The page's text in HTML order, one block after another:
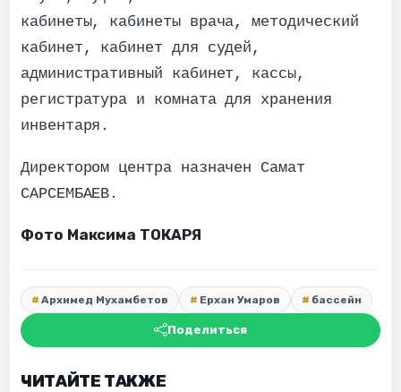
кабинеты, кабинеты врача, методический
кабинет, кабинет для судей,
административный кабинет, кассы,
регистратура и комната для хранения
инвентаря.
Директором центра назначен Самат
САРСЕМБАЕВ.
Фото Максима ТОКАРЯ
Архимед Мухамбетов Ерхан Умаров бассейн
Поделиться
ЧИТАЙТЕ ТАКЖЕ